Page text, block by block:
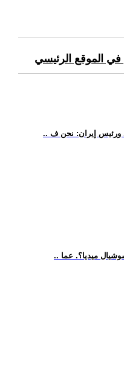
في الموقع الرئيسي
ورئيس إيران: نحن ف
ميديا؟. عما